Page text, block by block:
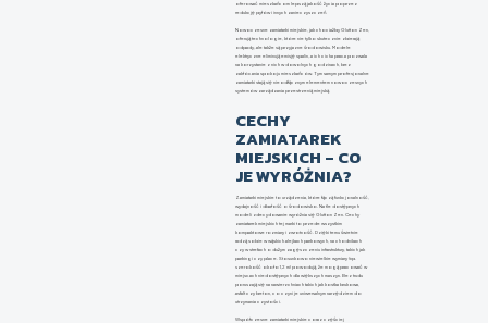
oferować mieszkańcom lepszą jakość życia poprzez
redukcję pyłów i innych zanieczyszczeń.
Nowoczesne zamiatarki miejskie, jak chociażby Glutton Zen,
oferują technologie, które nie tylko skutecznie zbierają
odpady, ale także są przyjazne środowisku. Modele
elektryczne eliminują emisję spalin, a ich cicha praca pozwala
na korzystanie z nich w dowolnych godzinach, bez
zakłócania spokoju mieszkańców. Tym samym profesjonalne
zamiatarki stają się nieodłącznym elementem nowoczesnych
systemów zarządzania przestrzenią miejską.
CECHY
ZAMIATAREK
MIEJSKICH – CO
JE WYRÓŻNIA?
Zamiatarki miejskie to urządzenia, które łączą funkcjonalność,
wydajność i dbałość o środowisko. Na tle dostępnych
modeli zdecydowanie wyróżnia się Glutton Zen. Cechy
zamiatarek miejskich tej marki to przede wszystkim
kompaktowe rozmiary i zwrotność. Dzięki temu świetnie
radzą sobie w wąskich alejkach parkowych, na chodnikach
czy w strefach o dużym zagęszczeniu infrastruktury, takich jak
parkingi czy place. Stosunkowo niewielkie wymiary (np.
szerokość około 1,2 m) powodują, że mogą pracować w
miejscach niedostępnych dla większych maszyn. Bez trudu
poruszają się na nawierzchniach takich jak kostka brukowa,
asfalt czy beton, co czyni je uniwersalnym narzędziem do
utrzymania czystości.
Współczesne zamiatarki miejskie coraz częściej